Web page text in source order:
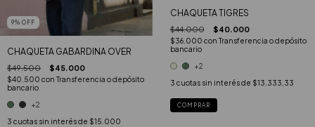
9% OFF
CHAQUETA GABARDINA OVER
$49.500 $45.000
$40.500 con Transferencia o depósito
bancario
+2
3 cuotas sin interés de $15.000
CHAQUETA TIGRES
$44.000 $40.000
$36.000 con Transferencia o depósito
bancario
+2
3 cuotas sin interés de $13.333,33
COMPRAR